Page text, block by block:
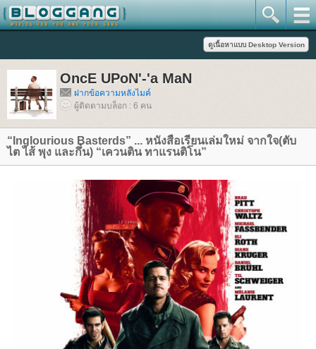
OncE UPoN'-'a MaN
ฝากข้อความหลังไมค์
ผู้ติดตามบล็อก : 6 คน
“Inglourious Basterds” ... หนังสือเรียนเล่มใหม่ จากใจ(ตับ
ไต ไส้ พุง และกึ๋น) “เควนติน ทาแรนติโน”